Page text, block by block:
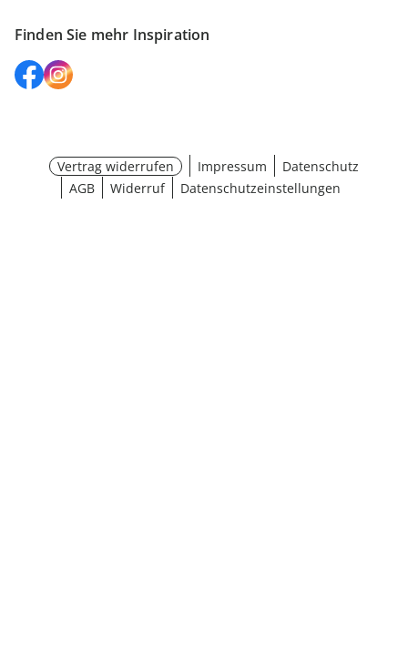
Finden Sie mehr Inspiration
Vertrag widerrufen Impressum
Datenschutz
AGB
Widerruf Datenschutzeinstellungen